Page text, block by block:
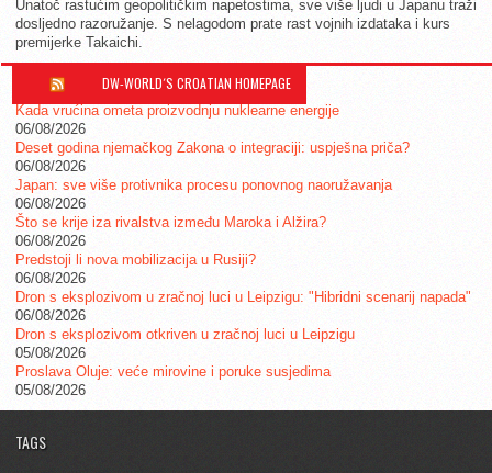
Unatoč rastućim geopolitičkim napetostima, sve više ljudi u Japanu traži
dosljedno razoružanje. S nelagodom prate rast vojnih izdataka i kurs
premijerke Takaichi.
DW-WORLD´S CROATIAN HOMEPAGE
Kada vrućina ometa proizvodnju nuklearne energije
06/08/2026
Deset godina njemačkog Zakona o integraciji: uspješna priča?
06/08/2026
Japan: sve više protivnika procesu ponovnog naoružavanja
06/08/2026
Što se krije iza rivalstva između Maroka i Alžira?
06/08/2026
Predstoji li nova mobilizacija u Rusiji?
06/08/2026
Dron s eksplozivom u zračnoj luci u Leipzigu: "Hibridni scenarij napada"
06/08/2026
Dron s eksplozivom otkriven u zračnoj luci u Leipzigu
05/08/2026
Proslava Oluje: veće mirovine i poruke susjedima
05/08/2026
TAGS